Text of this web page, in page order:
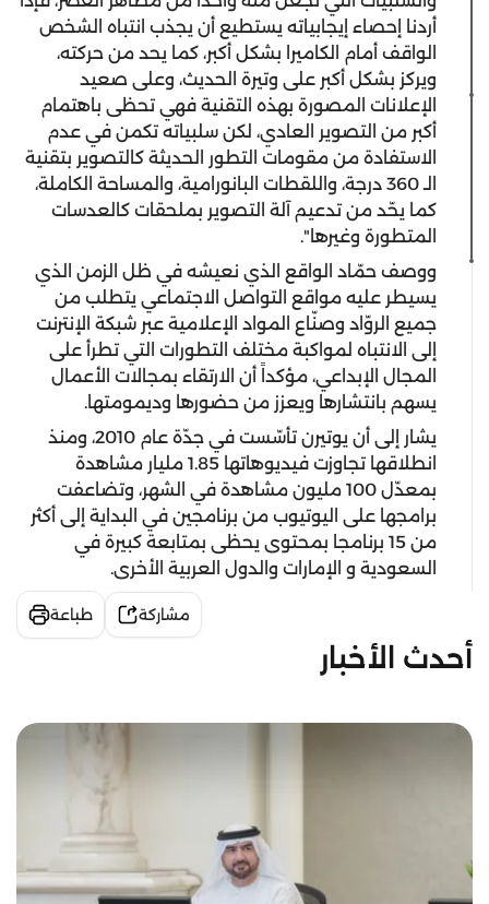
أردنا إحصاء إيجابياته يستطيع أن يجذب انتباه الشخص
الواقف أمام الكاميرا بشكل أكبر، كما يحد من حركته،
ويركز بشكل أكبر على وتيرة الحديث، وعلى صعيد
الإعلانات المصورة بهذه التقنية فهي تحظى باهتمام
أكبر من التصوير العادي، لكن سلبياته تكمن في عدم
الاستفادة من مقومات التطور الحديثة كالتصوير بتقنية
الـ 360 درجة، واللقطات البانورامية، والمساحة الكاملة،
كما يحّد من تدعيم آلة التصوير بملحقات كالعدسات
المتطورة وغيرها".
ووصف حمّاد الواقع الذي نعيشه في ظل الزمن الذي
يسيطر عليه مواقع التواصل الاجتماعي يتطلب من
جميع الروّاد وصنّاع المواد الإعلامية عبر شبكة الإنترنت
إلى الانتباه لمواكبة مختلف التطورات التي تطرأ على
المجال الإبداعي، مؤكداً أن الارتقاء بمجالات الأعمال
يسهم بانتشارها ويعزز من حضورها وديمومتها.
يشار إلى أن يوتيرن تأسّست في جدّة عام 2010، ومنذ
انطلاقها تجاوزت فيديوهاتها 1.85 مليار مشاهدة
بمعدّل 100 مليون مشاهدة في الشهر، وتضاعفت
برامجها على اليوتيوب من برنامجين في البداية إلى أكثر
من 15 برنامجا بمحتوى يحظى بمتابعة كبيرة في
السعودية و الإمارات والدول العربية الأخرى.
مشاركة طباعة
أحدث الأخبار